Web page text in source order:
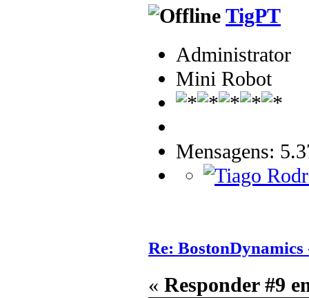
TigPT
Administrator
Mini Robot
Mensagens:
Re:
« Responder #9